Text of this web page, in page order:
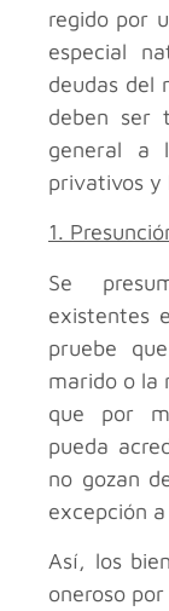
regido por
especial
deudas del
deben ser
general a
privativos y
1.
Se
existentes
pruebe
marido o la
que por
pueda
no gozan
excepción
Así, los
oneroso